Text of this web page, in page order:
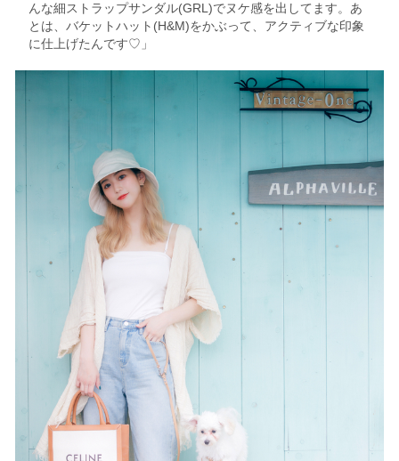
んな細ストラップサンダル(GRL)でヌケ感を出してます。あ
とは、バケットハット(H&M)をかぶって、アクティブな印象
に仕上げたんです♡」